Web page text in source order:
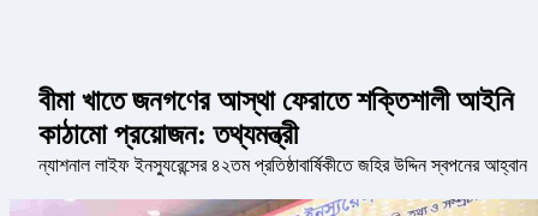
বীমা খাতে জনগণের আস্থা ফেরাতে শক্তিশালী আইনি
কাঠামো প্রয়োজন: তথ্যমন্ত্রী
ন্যাশনাল লাইফ ইনস্যুরেন্সের ৪২তম প্রতিষ্ঠাবার্ষিকীতে জহির উদ্দিন স্বপনের আহ্বান